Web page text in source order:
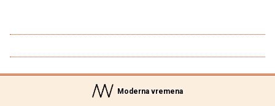
Moderna vremena